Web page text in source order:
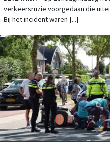
verkeersruzie voorgedaan die
Bij het incident waren [...]